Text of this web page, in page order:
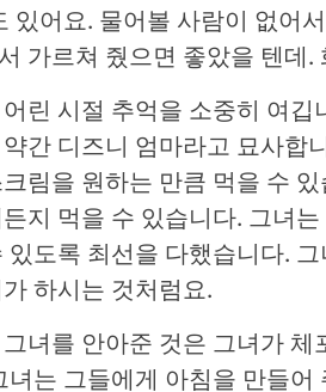
있어요. 물어볼 사람이 없어
가르쳐 줬으면 좋았을 텐데.
린 시절 추억을 소중히 여깁
간 디즈니 엄마라고 묘사합
림을 원하는 만큼 먹을 수
지 먹을 수 있습니다. 그녀
있도록 최선을 다했습니다.
하시는 것처럼요.
녀를 안아준 것은 그녀가 체
녀는 그들에게 아침을 만들어